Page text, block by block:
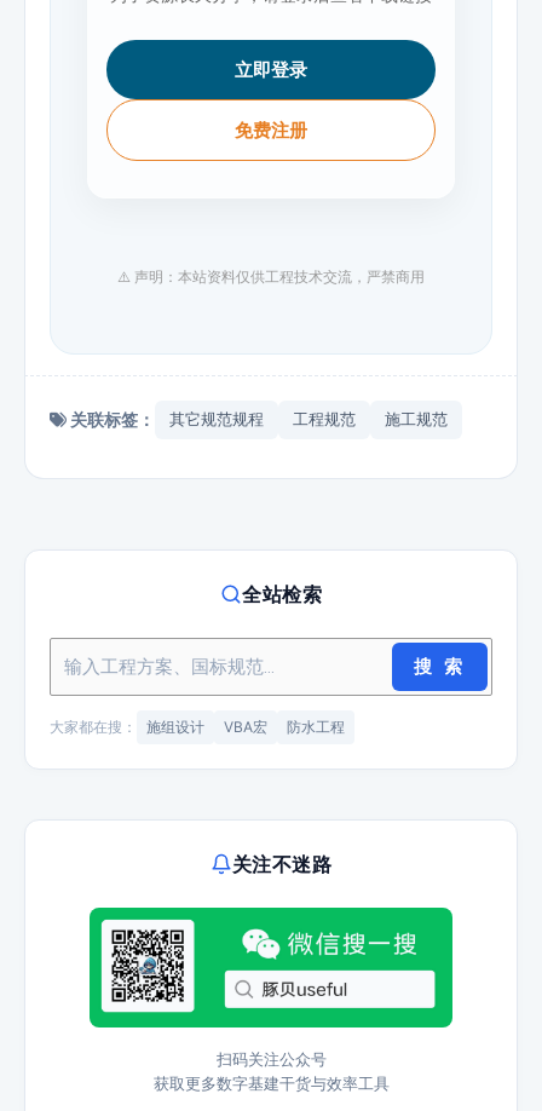
立即登录
免费注册
⚠️ 声明：本站资料仅供工程技术交流，严禁商用
关联标签： 其它规范规程 工程规范 施工规范
全站检索
搜 索
大家都在搜： 施组设计 VBA宏 防水工程
关注不迷路
扫码关注公众号
获取更多数字基建干货与效率工具